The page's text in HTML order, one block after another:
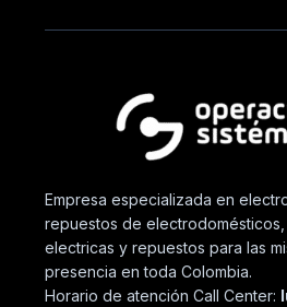
Empresa especializada en
repuestos de electrodomésticos,
electricas y repuestos para las
presencia en toda Colombia.
Horario de atención Call Center: